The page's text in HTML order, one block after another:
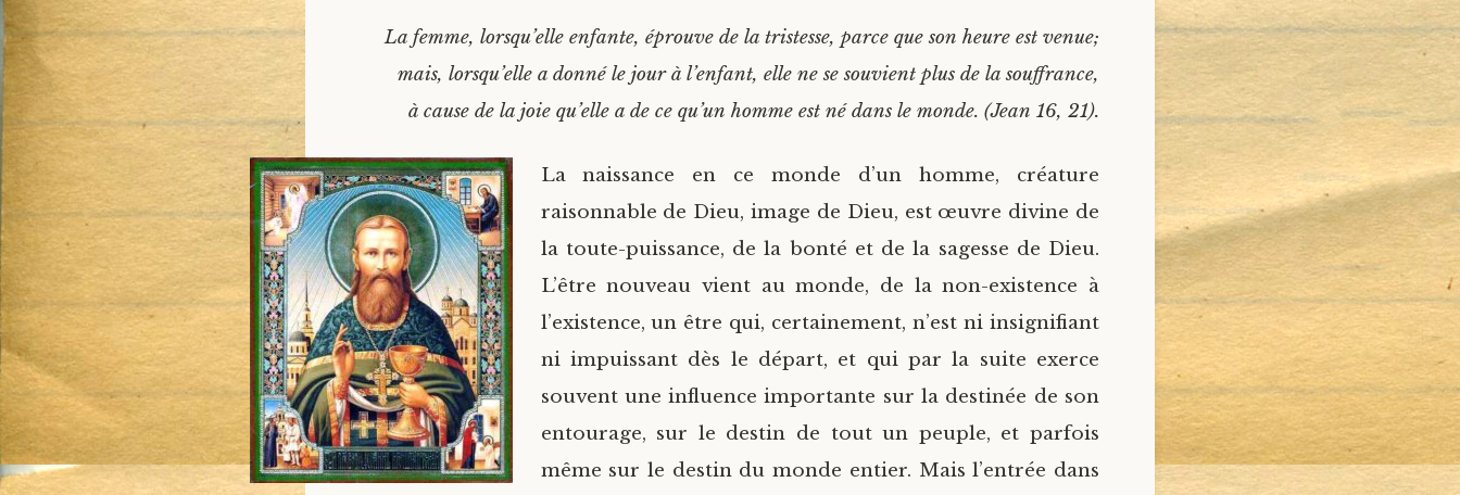
La femme, lorsqu’elle enfante, éprouve de la tristesse, parce que son heure est venue;
mais, lorsqu’elle a donné le jour à l’enfant, elle ne se souvient plus de la souffrance,
à cause de la joie qu’elle a de ce qu’un homme est né dans le monde. (Jean 16, 21).
La naissance en ce monde d’un homme, créature
raisonnable de Dieu, image de Dieu, est œuvre divine de
la toute-puissance, de la bonté et de la sagesse de Dieu.
L’être nouveau vient au monde, de la non-existence à
l’existence, un être qui, certainement, n’est ni insignifiant
ni impuissant dès le départ, et qui par la suite exerce
souvent une influence importante sur la destinée de son
entourage, sur le destin de tout un peuple, et parfois
même sur le destin du monde entier. Mais l’entrée dans